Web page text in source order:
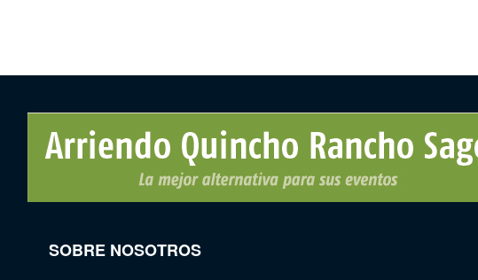
SOBRE NOSOTROS